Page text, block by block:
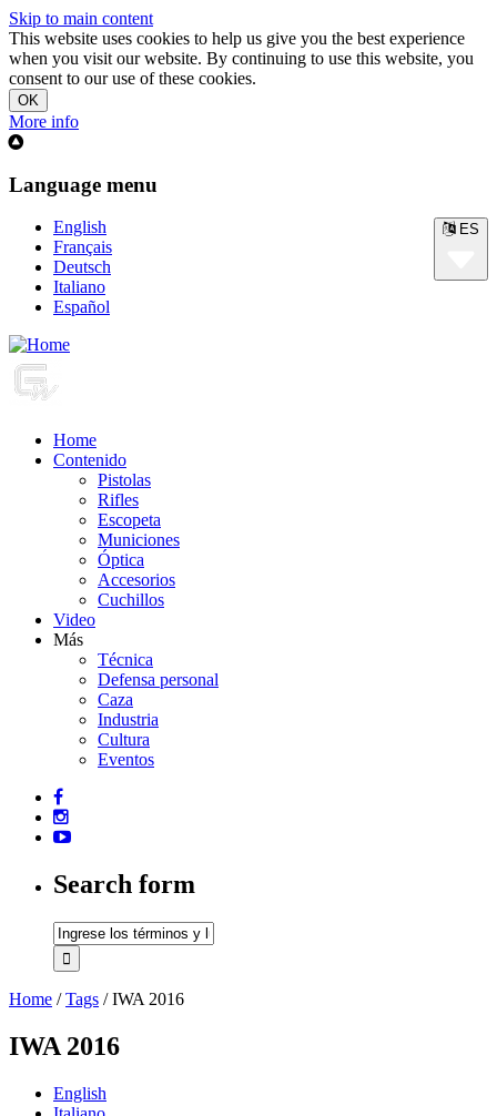
Skip to main content
This website uses cookies to help us give you the best experience
when you visit our website. By continuing to use this website, you
consent to our use of these cookies.
More info
Language menu
ES
English
Français
Deutsch
Italiano
Español
Home
Contenido
Pistolas
Rifles
Escopeta
Municiones
Óptica
Accesorios
Cuchillos
Video
Más
Técnica
Defensa personal
Caza
Industria
Cultura
Eventos
Search form
Home /Tags /IWA 2016
IWA 2016
English